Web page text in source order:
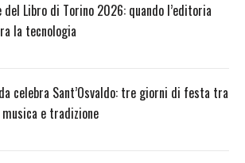
del Libro di Torino 2026: quando l’editoria
la tecnologia
celebra Sant’Osvaldo: tre giorni di festa tra
e tradizione